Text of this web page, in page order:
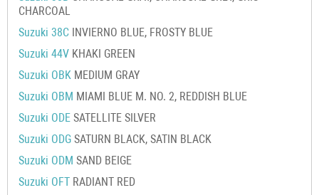
CHARCOAL
Suzuki 38C INVIERNO BLUE, FROSTY BLUE
Suzuki 44V KHAKI GREEN
Suzuki OBK MEDIUM GRAY
Suzuki OBM MIAMI BLUE M. NO. 2, REDDISH BLUE
Suzuki ODE SATELLITE SILVER
Suzuki ODG SATURN BLACK, SATIN BLACK
Suzuki ODM SAND BEIGE
Suzuki OFT RADIANT RED